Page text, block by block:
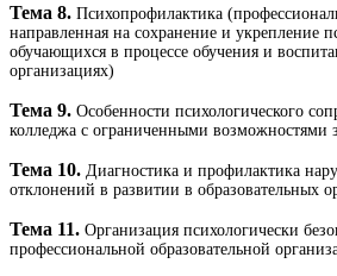
Тема 8. Психопрофилактика
направленная на сохранение и укрепление
обучающихся в процессе обучения и
организациях)
Тема 9. Особенности психологического
колледжа с ограниченными возможностями
Тема 10. Диагностика и профилактика
отклонений в развитии в образовательных
Тема 11. Организация психологически
профессиональной образовательной